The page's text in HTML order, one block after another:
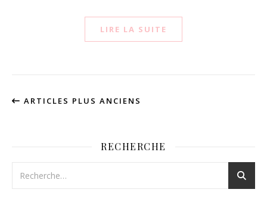
LIRE LA SUITE
ARTICLES PLUS ANCIENS
RECHERCHE